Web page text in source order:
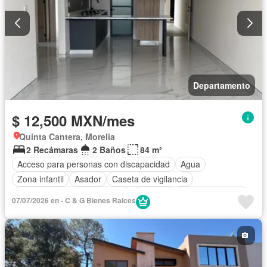
Departamento
$ 12,500 MXN/mes
Quinta Cantera, Morelia
2 Recámaras
2 Baños
84 m²
Acceso para personas con discapacidad
Agua
Zona infantil
Asador
Caseta de vigilancia
Cisterna
Cocina equipada
Cuarto de Limpieza
Estacionamiento
Internet
Recámara con closet
Azotea
Seguridad Televisión por cable
Wifi
Zonas verdes
Permite niños
Solo familias
07/07/2026 en - C & G Bienes Raices